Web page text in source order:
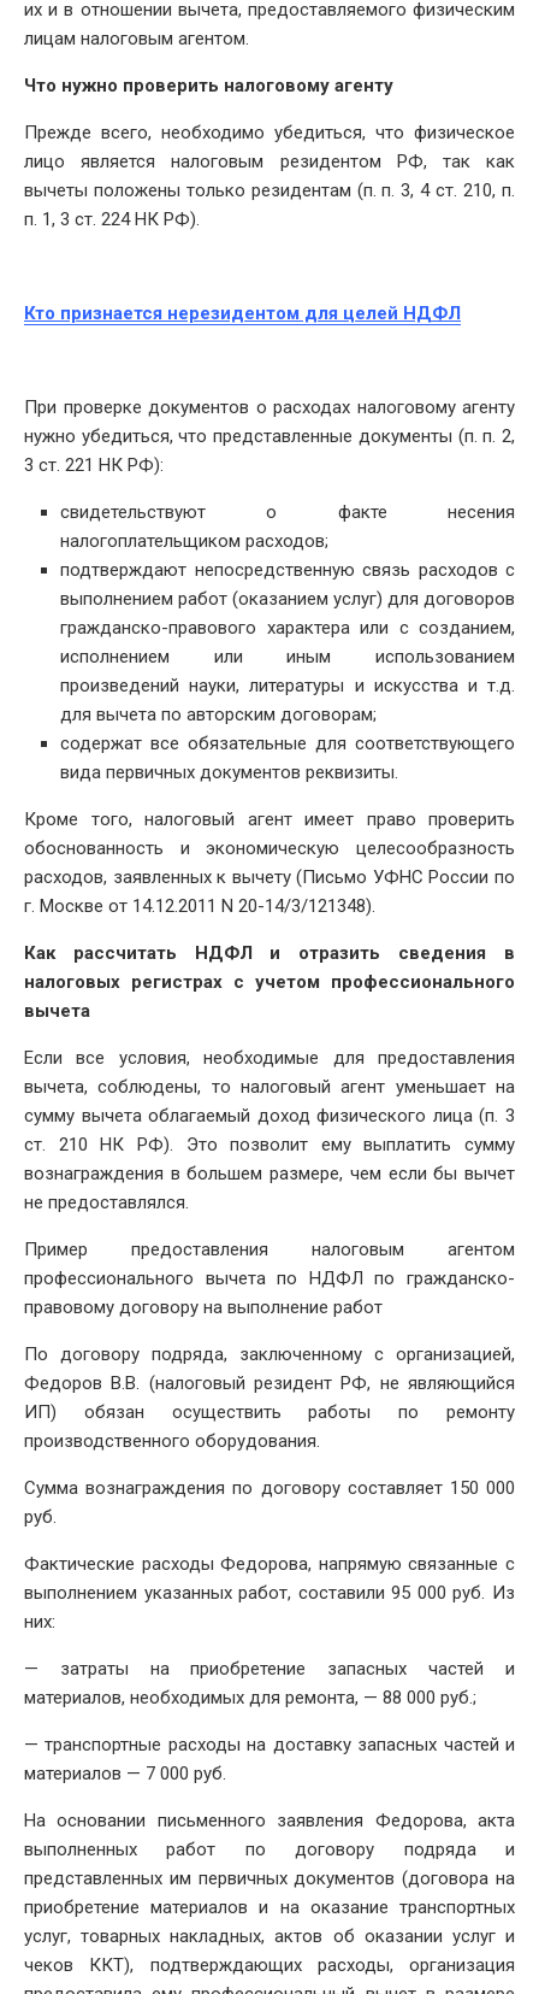
их и в отношении вычета, предоставляемого физическим
лицам налоговым агентом.
Что нужно проверить налоговому агенту
Прежде всего, необходимо убедиться, что физическое
лицо является налоговым резидентом РФ, так как
вычеты положены только резидентам (п. п. 3, 4 ст. 210, п.
п. 1, 3 ст. 224 НК РФ).
Кто признается нерезидентом для целей НДФЛ
При проверке документов о расходах налоговому агенту
нужно убедиться, что представленные документы (п. п. 2,
3 ст. 221 НК РФ):
свидетельствуют о факте несения
налогоплательщиком расходов;
подтверждают непосредственную связь расходов с
выполнением работ (оказанием услуг) для договоров
гражданско-правового характера или с созданием,
исполнением или иным использованием
произведений науки, литературы и искусства и т.д.
для вычета по авторским договорам;
содержат все обязательные для соответствующего
вида первичных документов реквизиты.
Кроме того, налоговый агент имеет право проверить
обоснованность и экономическую целесообразность
расходов, заявленных к вычету (Письмо УФНС России по
г. Москве от 14.12.2011 N 20-14/3/121348).
Как рассчитать НДФЛ и отразить сведения в
налоговых регистрах с учетом профессионального
вычета
Если все условия, необходимые для предоставления
вычета, соблюдены, то налоговый агент уменьшает на
сумму вычета облагаемый доход физического лица (п. 3
ст. 210 НК РФ). Это позволит ему выплатить сумму
вознаграждения в большем размере, чем если бы вычет
не предоставлялся.
Пример предоставления налоговым агентом
профессионального вычета по НДФЛ по гражданско-
правовому договору на выполнение работ
По договору подряда, заключенному с организацией,
Федоров В.В. (налоговый резидент РФ, не являющийся
ИП) обязан осуществить работы по ремонту
производственного оборудования.
Сумма вознаграждения по договору составляет 150 000
руб.
Фактические расходы Федорова, напрямую связанные с
выполнением указанных работ, составили 95 000 руб. Из
них:
— затраты на приобретение запасных частей и
материалов, необходимых для ремонта, — 88 000 руб.;
— транспортные расходы на доставку запасных частей и
материалов — 7 000 руб.
На основании письменного заявления Федорова, акта
выполненных работ по договору подряда и
представленных им первичных документов (договора на
приобретение материалов и на оказание транспортных
услуг, товарных накладных, актов об оказании услуг и
чеков ККТ), подтверждающих расходы, организация